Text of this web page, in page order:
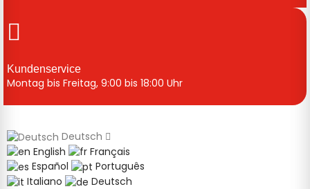
Kundenservice
Montag bis Freitag, 9:00 bis 18:00 Uhr
Deutsch
English
Français
Español
Português
Italiano
Deutsch